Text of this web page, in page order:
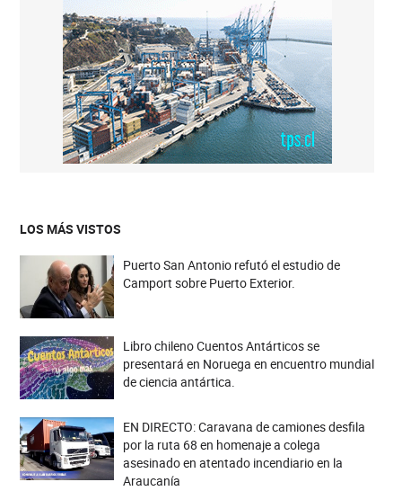
LOS MÁS VISTOS
Puerto San Antonio refutó el estudio de
Camport sobre Puerto Exterior.
Libro chileno Cuentos Antárticos se
presentará en Noruega en encuentro mundial
de ciencia antártica.
EN DIRECTO: Caravana de camiones desfila
por la ruta 68 en homenaje a colega
asesinado en atentado incendiario en la
Araucanía